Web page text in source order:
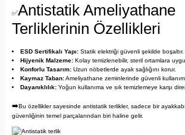
✅Antistatik Ameliyathane
Terliklerinin Özellikleri
ESD Sertifikalı Yapı: Statik elektriği güvenli şekilde boşaltır.
Hijyenik Malzeme: Kolay temizlenebilir, steril ortamlara
Konforlu Tasarım: Uzun nöbetlerde ayak sağlığını korur.
Kaymaz Taban:Ameliyathane zeminlerinde güvenli
Dayanıklılık: Yoğun kullanıma ve sık temizlemeye karşı
➡️Bu özellikler sayesinde antistatik terlikler, sadece bir
güvenliğinin temel parçalarından biri haline gelir.